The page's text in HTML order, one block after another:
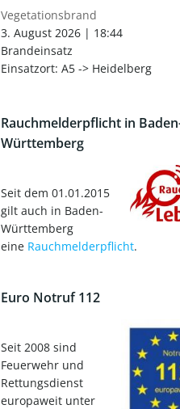
Vegetationsbrand
3. August 2026 | 18:44
Brandeinsatz
Einsatzort: A5 -> Heidelberg
Rauchmelderpflicht in
Württemberg
Seit dem 01.01.2015
gilt auch in Baden-
Württemberg
eine Rauchmelderpflicht.
Euro Notruf 112
Seit 2008 sind
Feuerwehr und
Rettungsdienst
europaweit unter